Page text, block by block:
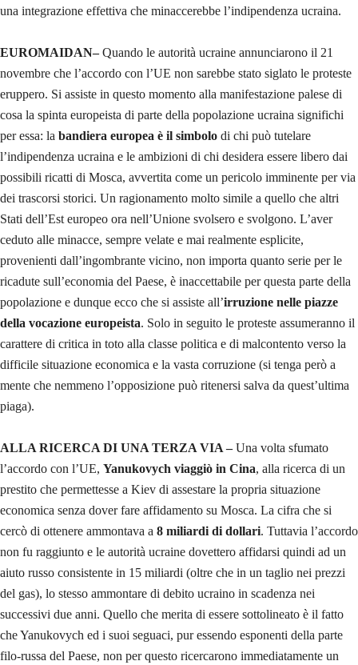
una integrazione effettiva che minaccerebbe l’indipendenza ucraina.
EUROMAIDAN–Quando le autorità ucraine annunciarono il 21
novembre che l’accordo con l’UE non sarebbe stato siglato le proteste
eruppero. Si assiste in questo momento alla manifestazione palese di
cosa la spinta europeista di parte della popolazione ucraina significhi
per essa: la bandiera europea è il simbolo di chi può tutelare
l’indipendenza ucraina e le ambizioni di chi desidera essere libero dai
possibili ricatti di Mosca, avvertita come un pericolo imminente per via
dei trascorsi storici. Un ragionamento molto simile a quello che altri
Stati dell’Est europeo ora nell’Unione svolsero e svolgono. L’aver
ceduto alle minacce, sempre velate e mai realmente esplicite,
provenienti dall’ingombrante vicino, non importa quanto serie per le
ricadute sull’economia del Paese, è inaccettabile per questa parte della
popolazione e dunque ecco che si assiste all’irruzione nelle piazze
della vocazione europeista. Solo in seguito le proteste assumeranno il
carattere di critica in toto alla classe politica e di malcontento verso la
difficile situazione economica e la vasta corruzione (si tenga però a
mente che nemmeno l’opposizione può ritenersi salva da quest’ultima
piaga).
ALLA RICERCA DI UNA TERZA VIA –Una volta sfumato
l’accordo con l’UE, Yanukovych viaggiò in Cina, alla ricerca di un
prestito che permettesse a Kiev di assestare la propria situazione
economica senza dover fare affidamento su Mosca. La cifra che si
cercò di ottenere ammontava a 8 miliardi di dollari. Tuttavia l’accordo
non fu raggiunto e le autorità ucraine dovettero affidarsi quindi ad un
aiuto russo consistente in 15 miliardi (oltre che in un taglio nei prezzi
del gas), lo stesso ammontare di debito ucraino in scadenza nei
successivi due anni. Quello che merita di essere sottolineato è il fatto
che Yanukovych ed i suoi seguaci, pur essendo esponenti della parte
filo-russa del Paese, non per questo ricercarono immediatamente un